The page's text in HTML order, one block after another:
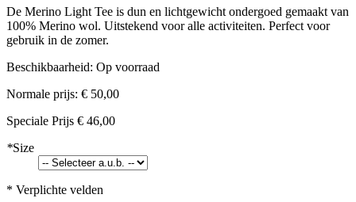
De Merino Light Tee is dun en lichtgewicht ondergoed gemaakt van
100% Merino wol. Uitstekend voor alle activiteiten. Perfect voor
gebruik in de zomer.
Beschikbaarheid: Op voorraad
Normale prijs: € 50,00
Speciale Prijs € 46,00
*Size
* Verplichte velden